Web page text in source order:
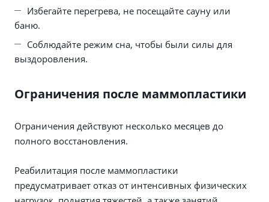
Избегайте перегрева, не посещайте сауну или
баню.
Соблюдайте режим сна, чтобы были силы для
выздоровления.
Ограничения после маммопластики
Ограничения действуют несколько месяцев до
полного восстановления.
Реабилитация после маммопластики
предусматривает отказ от интенсивных физических